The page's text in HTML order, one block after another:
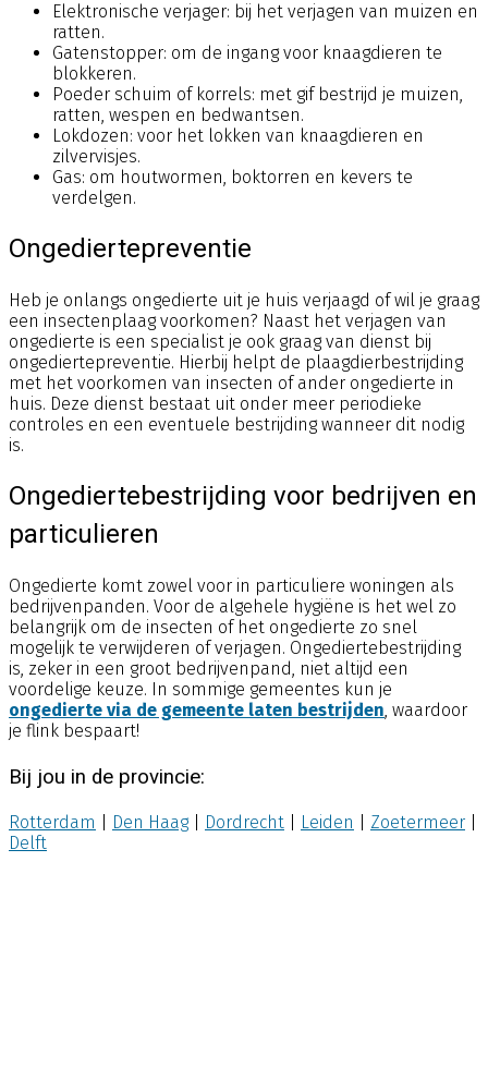
Elektronische verjager: bij het verjagen van muizen en
ratten.
Gatenstopper: om de ingang voor knaagdieren te
blokkeren.
Poeder schuim of korrels: met gif bestrijd je muizen,
ratten, wespen en bedwantsen.
Lokdozen: voor het lokken van knaagdieren en
zilvervisjes.
Gas: om houtwormen, boktorren en kevers te
verdelgen.
Ongediertepreventie
Heb je onlangs ongedierte uit je huis verjaagd of wil je graag
een insectenplaag voorkomen? Naast het verjagen van
ongedierte is een specialist je ook graag van dienst bij
ongediertepreventie. Hierbij helpt de plaagdierbestrijding
met het voorkomen van insecten of ander ongedierte in
huis. Deze dienst bestaat uit onder meer periodieke
controles en een eventuele bestrijding wanneer dit nodig
is.
Ongediertebestrijding voor bedrijven en
particulieren
Ongedierte komt zowel voor in particuliere woningen als
bedrijvenpanden. Voor de algehele hygiëne is het wel zo
belangrijk om de insecten of het ongedierte zo snel
mogelijk te verwijderen of verjagen. Ongediertebestrijding
is, zeker in een groot bedrijvenpand, niet altijd een
voordelige keuze. In sommige gemeentes kun je
ongedierte via de gemeente laten bestrijden, waardoor
je flink bespaart!
Bij jou in de provincie:
Rotterdam Den Haag| Dordrecht Leiden Zoetermeer
Delft